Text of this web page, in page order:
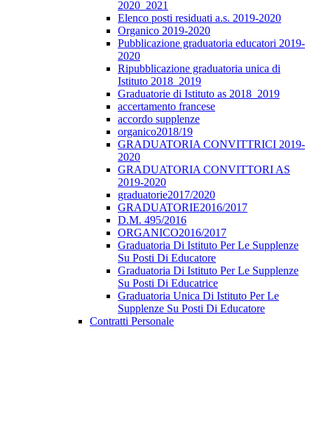
2020_2021
Elenco posti residuati a.s. 2019-2020
Organico 2019-2020
Pubblicazione graduatoria educatori 2019-
2020
Ripubblicazione graduatoria unica di
Istituto 2018_2019
Graduatorie di Istituto as 2018_2019
accertamento francese
accordo supplenze
organico2018/19
GRADUATORIA CONVITTRICI 2019-
2020
GRADUATORIA CONVITTORI AS
2019-2020
graduatorie2017/2020
GRADUATORIE2016/2017
D.M. 495/2016
ORGANICO2016/2017
Graduatoria Di Istituto Per Le Supplenze
Su Posti Di Educatore
Graduatoria Di Istituto Per Le Supplenze
Su Posti Di Educatrice
Graduatoria Unica Di Istituto Per Le
Supplenze Su Posti Di Educatore
Contratti Personale